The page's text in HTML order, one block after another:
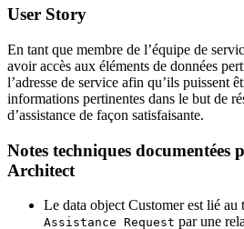
User Story
En tant que membre de l’équipe de
avoir accès aux éléments de données
l’adresse de service afin qu’ils puissent
informations pertinentes dans le but de
d’assistance de façon satisfaisante.
Notes techniques documentées
Architect
Le data objectCustomerest lié au
Assistance Request par une